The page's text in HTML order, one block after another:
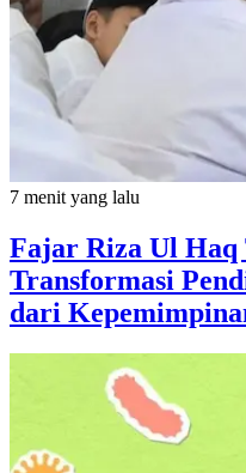
7 menit yang lalu
Fajar Riza Ul Haq
Transformasi
dari